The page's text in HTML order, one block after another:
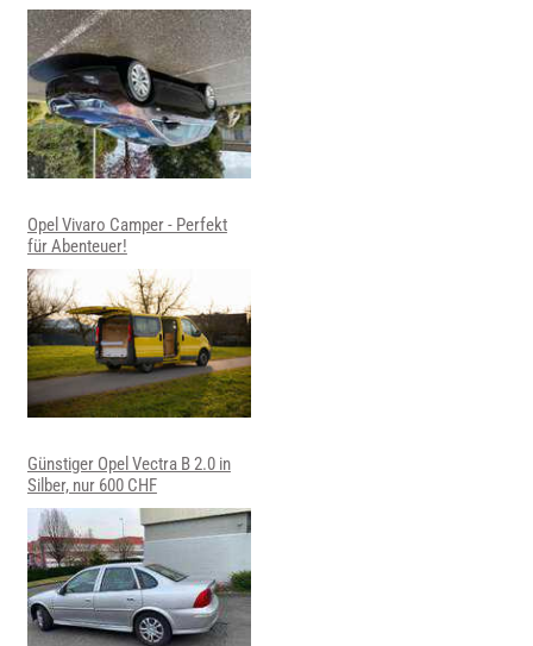
Opel Vivaro Camper - Perfekt
für Abenteuer!
Günstiger Opel Vectra B 2.0 in
Silber, nur 600 CHF